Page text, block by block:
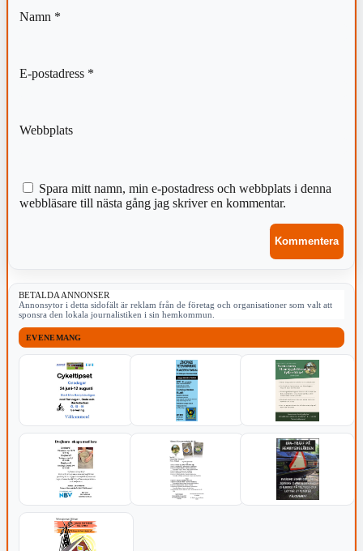
Namn *
E-postadress *
Webbplats
Spara mitt namn, min e-postadress och webbplats i denna
webbläsare till nästa gång jag skriver en kommentar.
BETALDA ANNONSER
Annonsytor i detta sidofält är reklam från de företag och organisationer som valt att
sponsra den lokala journalistiken i sin hemkommun.
EVENEMANG